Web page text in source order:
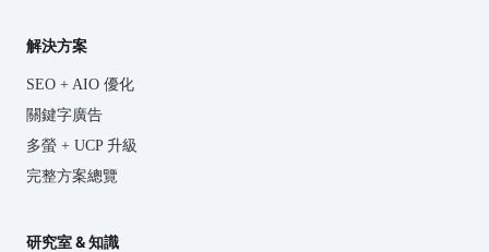
解決方案
SEO + AIO 優化
關鍵字廣告
多螢 + UCP 升級
完整方案總覽
研究室 & 知識